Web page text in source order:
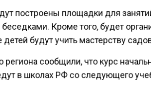
построены площадки для
Кроме того, будет
будут учить мастерству
региона сообщили, что курс
в школах РФ со следующего